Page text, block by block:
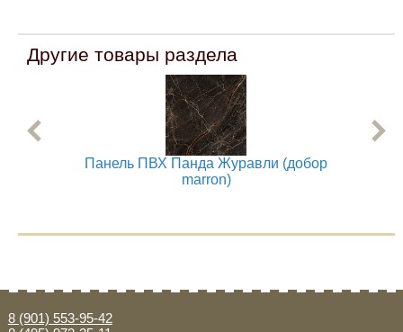
Другие товары раздела
Панель ПВХ Панда Журавли (добор
marron)
8 (901) 553-95-42